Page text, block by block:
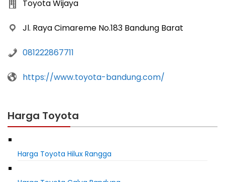
Toyota Wijaya
Jl. Raya Cimareme No.183 Bandung Barat
081222867711
https://www.toyota-bandung.com/
Harga Toyota
Harga Toyota Hilux Rangga